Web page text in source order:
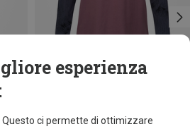
Rafiki
esperienza
Questo ci permette di ottimizzare